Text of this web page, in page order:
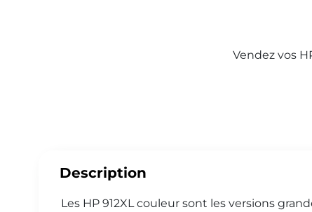
Vendez vos
Description
Les HP 912XL couleur sont les versions